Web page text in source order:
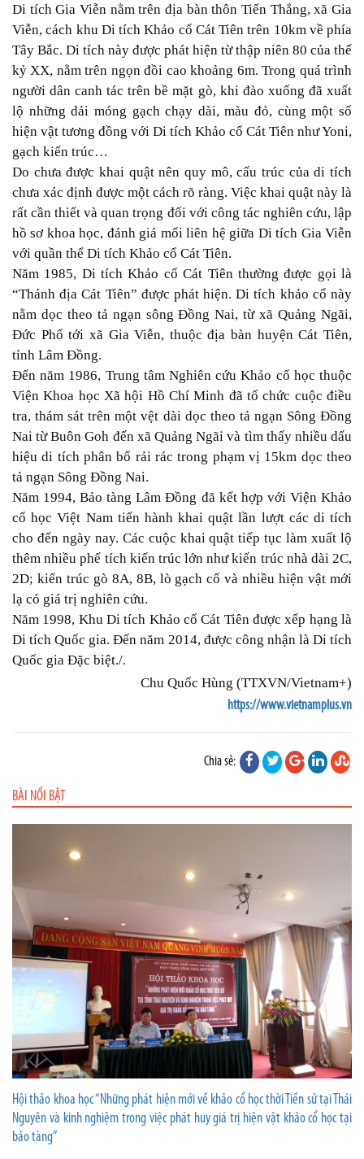
Di tích Gia Viễn nằm trên địa bàn thôn Tiến Thắng, xã Gia
Viễn, cách khu Di tích Khảo cổ Cát Tiên trên 10km về phía
Tây Bắc. Di tích này được phát hiện từ thập niên 80 của thế
kỷ XX, nằm trên ngọn đồi cao khoảng 6m. Trong quá trình
người dân canh tác trên bề mặt gò, khi đào xuống đã xuất
lộ những dải móng gạch chạy dài, màu đỏ, cùng một số
hiện vật tương đồng với Di tích Khảo cổ Cát Tiên như Yoni,
gạch kiến trúc…
Do chưa được khai quật nên quy mô, cấu trúc của di tích
chưa xác định được một cách rõ ràng. Việc khai quật này là
rất cần thiết và quan trọng đối với công tác nghiên cứu, lập
hồ sơ khoa học, đánh giá mối liên hệ giữa Di tích Gia Viễn
với quần thể Di tích Khảo cổ Cát Tiên.
Năm 1985, Di tích Khảo cổ Cát Tiên thường được gọi là
“Thánh địa Cát Tiên” được phát hiện. Di tích khảo cổ này
nằm dọc theo tả ngạn sông Đồng Nai, từ xã Quảng Ngãi,
Đức Phổ tới xã Gia Viễn, thuộc địa bàn huyện Cát Tiên,
tỉnh Lâm Đồng.
Đến năm 1986, Trung tâm Nghiên cứu Khảo cổ học thuộc
Viện Khoa học Xã hội Hồ Chí Minh đã tổ chức cuộc điều
tra, thám sát trên một vệt dài dọc theo tả ngạn Sông Đồng
Nai từ Buôn Goh đến xã Quảng Ngãi và tìm thấy nhiều dấu
hiệu di tích phân bố rải rác trong phạm vị 15km dọc theo
tả ngạn Sông Đồng Nai.
Năm 1994, Bảo tàng Lâm Đồng đã kết hợp với Viện Khảo
cổ học Việt Nam tiến hành khai quật lần lượt các di tích
cho đến ngày nay. Các cuộc khai quật tiếp tục làm xuất lộ
thêm nhiều phế tích kiến trúc lớn như kiến trúc nhà dài 2C,
2D; kiến trúc gò 8A, 8B, lò gạch cổ và nhiều hiện vật mới
lạ có giá trị nghiên cứu.
Năm 1998, Khu Di tích Khảo cổ Cát Tiên được xếp hạng là
Di tích Quốc gia. Đến năm 2014, được công nhận là Di tích
Quốc gia Đặc biệt./.
Chu Quốc Hùng (TTXVN/Vietnam+)
https://www.vietnamplus.vn
Chia sẻ:
BÀI NỔI BẬT
Hội thảo khoa học “Những phát hiện mới về khảo cổ học thời Tiền sử tại Thái
Nguyên và kinh nghiệm trong việc phát huy giá trị hiện vật khảo cổ học tại
bảo tàng”